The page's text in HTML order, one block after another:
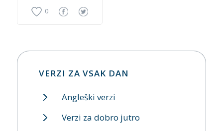
0
VERZI ZA VSAK DAN
Angleški verzi
Verzi za dobro jutro